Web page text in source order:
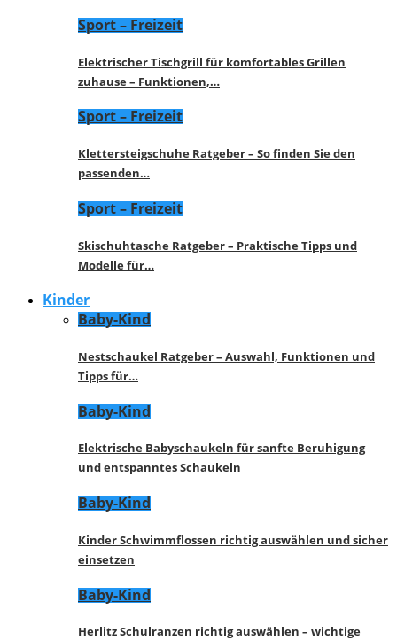
Sport – Freizeit
Elektrischer Tischgrill für komfortables Grillen
zuhause – Funktionen,…
Sport – Freizeit
Klettersteigschuhe Ratgeber – So finden Sie den
passenden…
Sport – Freizeit
Skischuhtasche Ratgeber – Praktische Tipps und
Modelle für…
Kinder
Baby-Kind
Nestschaukel Ratgeber – Auswahl, Funktionen und
Tipps für…
Baby-Kind
Elektrische Babyschaukeln für sanfte Beruhigung
und entspanntes Schaukeln
Baby-Kind
Kinder Schwimmflossen richtig auswählen und sicher
einsetzen
Baby-Kind
Herlitz Schulranzen richtig auswählen – wichtige